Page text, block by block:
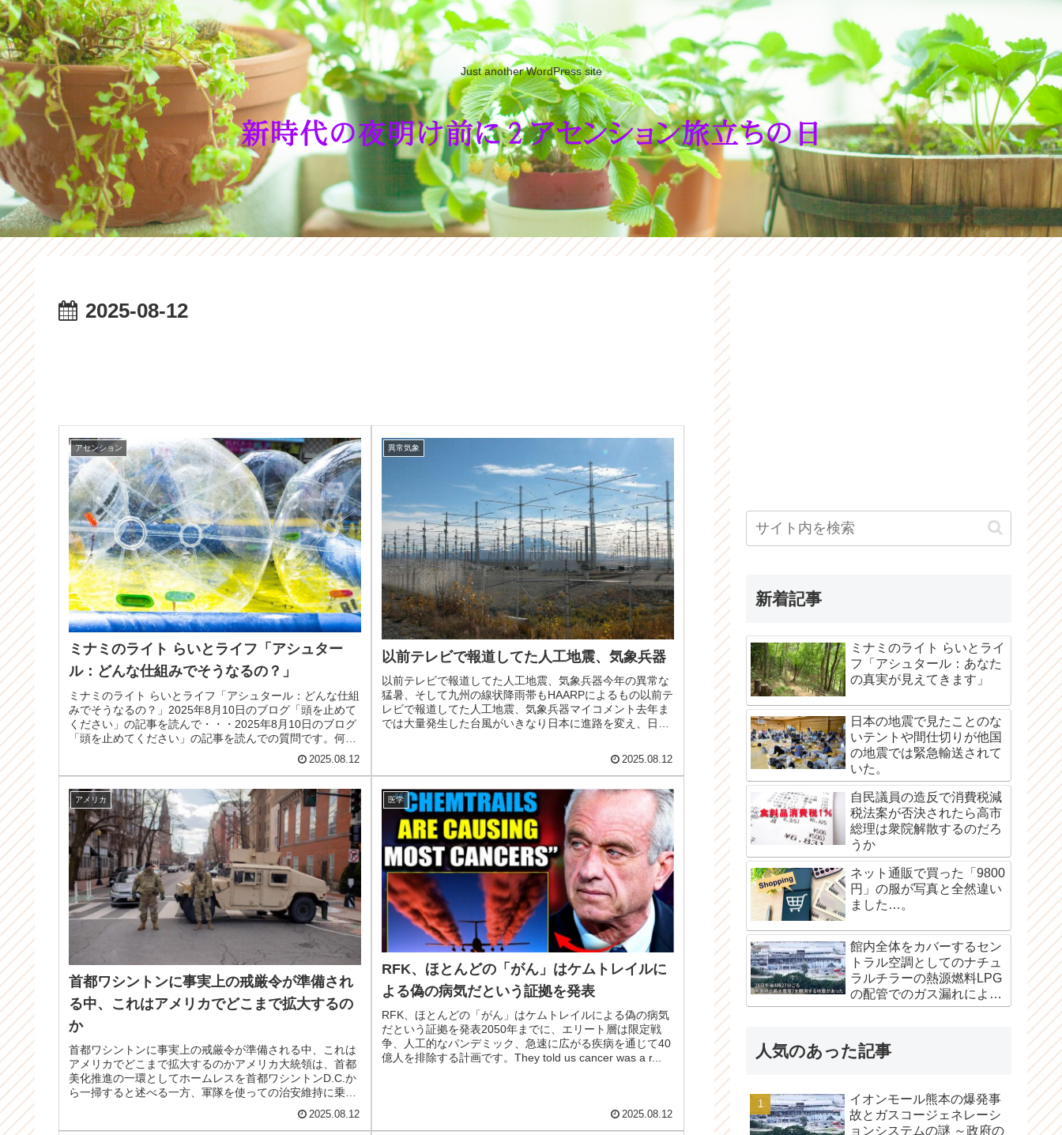
Just another WordPress site
2025-08-12
アセンション
ミナミのライト らいとライフ「アシュター
ル：どんな仕組みでそうなるの？」
ミナミのライト らいとライフ「アシュタール：どんな仕組
みでそうなるの？」2025年8月10日のブログ「頭を止めて
ください」の記事を読んで・・・2025年8月10日のブログ
「頭を止めてください」の記事を読んでの質問です。何と
2025.08.12
異常気象
以前テレビで報道してた人工地震、気象兵器
以前テレビで報道してた人工地震、気象兵器今年の異常な
猛暑、そして九州の線状降雨帯もHAARPによるもの以前テ
レビで報道してた人工地震、気象兵器マイコメント去年ま
では大量発生した台風がいきなり日本に進路を変え、日本
2025.08.12
アメリカ
首都ワシントンに事実上の戒厳令が準備され
る中、これはアメリカでどこまで拡大するの
か
首都ワシントンに事実上の戒厳令が準備される中、これは
アメリカでどこまで拡大するのかアメリカ大統領は、首都
美化推進の一環としてホームレスを首都ワシントンD.C.か
ら一掃すると述べる一方、軍隊を使っての治安維持に乗り
2025.08.12
医学
RFK、ほとんどの「がん」はケムトレイルに
よる偽の病気だという証拠を発表
RFK、ほとんどの「がん」はケムトレイルによる偽の病気
だという証拠を発表2050年までに、エリート層は限定戦
争、人工的なパンデミック、急速に広がる疾病を通じて40
億人を排除する計画です。They told us cancer was a r...
2025.08.12
新着記事
ミナミのライト らいとライ
フ「アシュタール：あなた
の真実が見えてきます」
日本の地震で見たことのな
いテントや間仕切りが他国
の地震では緊急輸送されて
いた。
自民議員の造反で消費税減
税法案が否決されたら高市
総理は衆院解散するのだろ
うか
ネット通販で買った「9800
円」の服が写真と全然違い
ました…。
館内全体をカバーするセン
トラル空調としてのナチュ
ラルチラーの熱源燃料LPG
の配管でのガス漏れによる
爆発か？
人気のあった記事
イオンモール熊本の爆発事
故とガスコージェネレーシ
ョンシステムの謎 ～政府の